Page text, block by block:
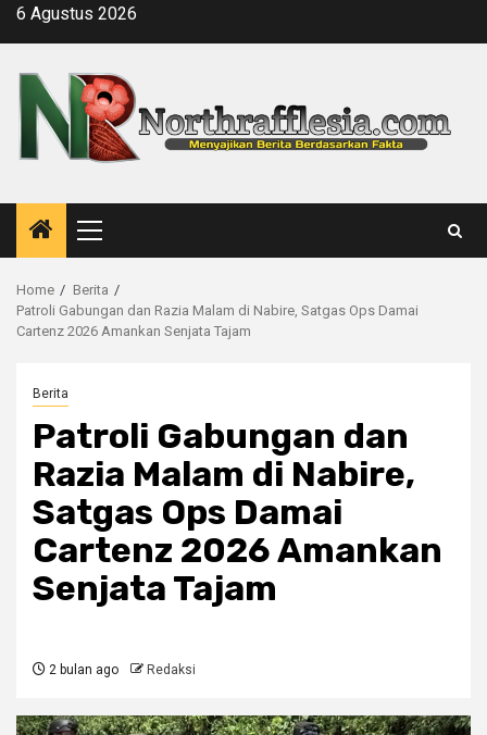
Skip6 Agustus 2026
Primary
Menu
Home
Berita
Patroli Gabungan dan Razia Malam di Nabire, Satgas Ops Damai
Cartenz 2026 Amankan Senjata Tajam
Berita
Patroli Gabungan dan
Razia Malam di Nabire,
Satgas Ops Damai
Cartenz 2026 Amankan
Senjata Tajam
2 bulan ago Redaksi